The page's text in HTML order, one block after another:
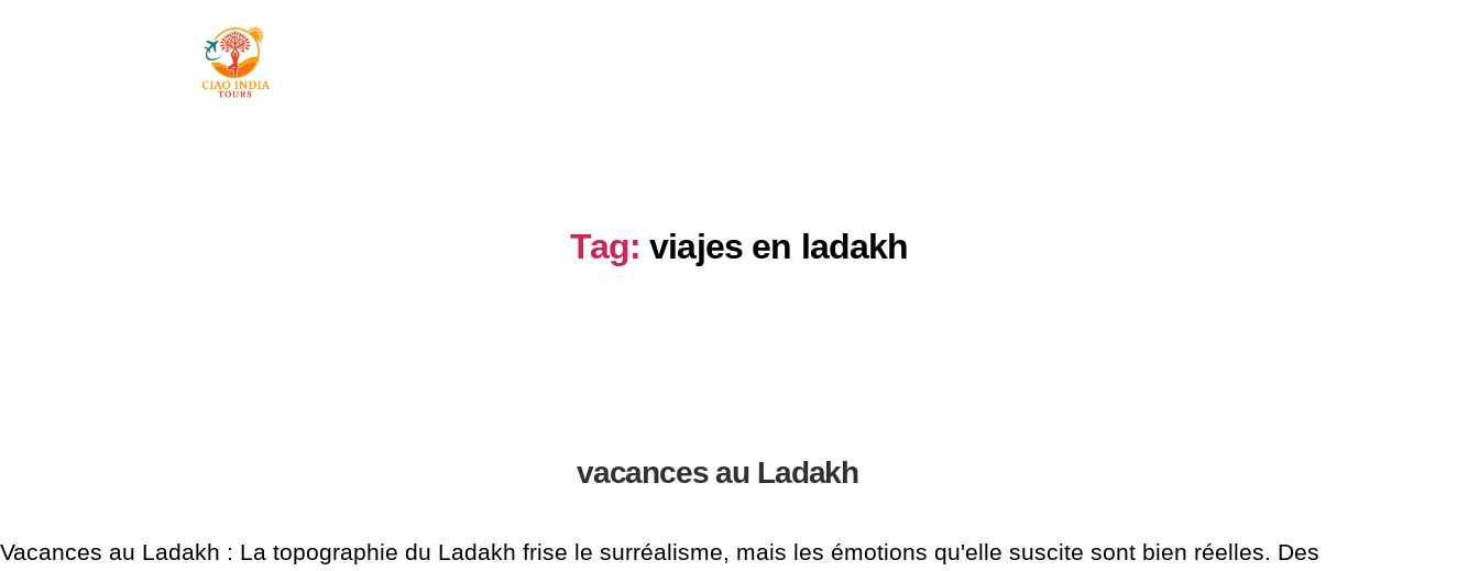
Tag: viajes en ladakh
vacances au Ladakh
Vacances au Ladakh : La topographie du Ladakh frise le surréalisme, mais les émotions qu'elle suscite sont bien réelles. Des